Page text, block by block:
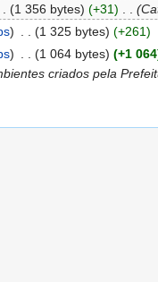
(1 356 bytes) (+31)
) (1 325 bytes) (+261)
) . . (1 064 bytes) (+1
criados pela